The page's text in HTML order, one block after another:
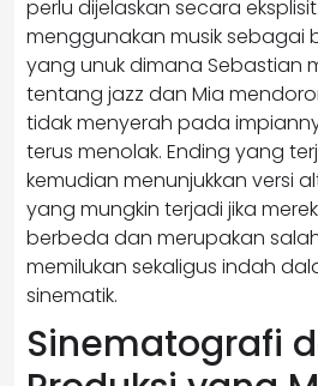
perlu dijelaskan secara
menggunakan musik sebagai
yang unuk dimana Sebastian
tentang jazz dan Mia
tidak menyerah pada
terus menolak. Ending yang
kemudian menunjukkan versi
yang mungkin terjadi jika
berbeda dan merupakan
memilukan sekaligus indah
sinematik.
Sinematografi